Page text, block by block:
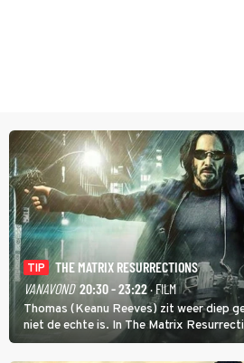
TIP
THE MATRIX RESURRECTIONS
VANAVOND 20:30 - 23:22· FILM
Thomas (Keanu Reeves) zit weer diep
niet de echte is. In The Matrix
proberen uit deze schijnwereld te